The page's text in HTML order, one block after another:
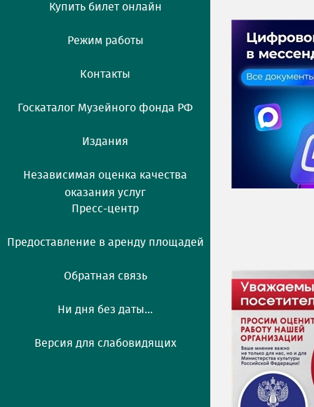
Купить билет онлайн
Режим работы
Контакты
Госкаталог Музейного фонда РФ
Издания
Независимая оценка качества
оказания услуг
Пресс-центр
Предоставление в аренду площадей
Обратная связь
Ни дня без даты...
Версия для слабовидящих